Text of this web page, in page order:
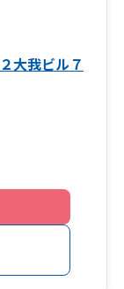
大我ビル７